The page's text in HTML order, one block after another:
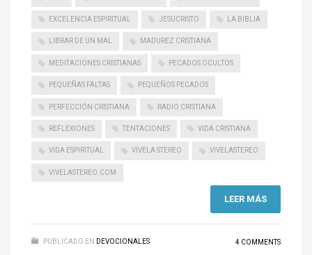
EXCELENCIA ESPIRITUAL JESUCRISTO LA BIBLIA
LIBRAR DE UN MAL MADUREZ CRISTIANA
MEDITACIONES CRISTIANAS PECADOS OCULTOS
PEQUEÑAS FALTAS PEQUEÑOS PECADOS
PERFECCIÓN CRISTIANA RADIO CRISTIANA
REFLEXIONES TENTACIONES VIDA CRISTIANA
VIDA ESPIRITUAL VIVELA STEREO VIVELASTEREO
VIVELASTEREO.COM
LEER MÁS
PUBLICADO EN DEVOCIONALES 4 COMMENTS